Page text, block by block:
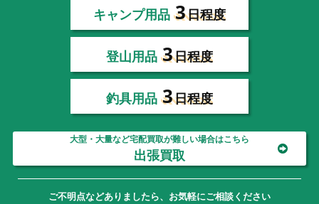
キャンプ用品 3日程度
登山用品 3日程度
釣具用品 3日程度
大型・大量など宅配買取が難しい場合はこちら
出張買取
ご不明点などありましたら、お気軽にご相談ください